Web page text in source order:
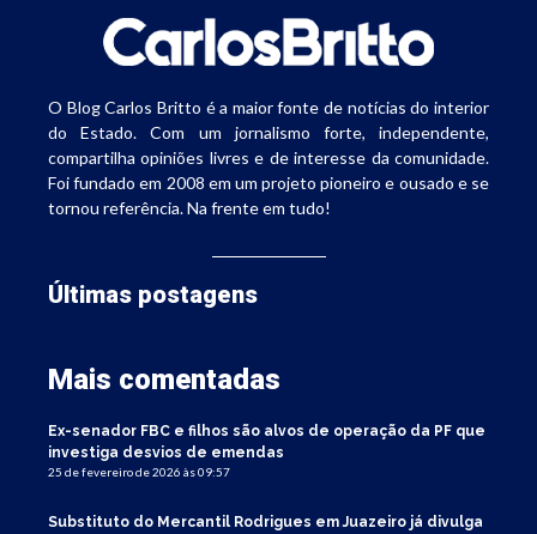
O Blog Carlos Britto é a maior fonte de notícias do interior
do Estado. Com um jornalismo forte, independente,
compartilha opiniões livres e de interesse da comunidade.
Foi fundado em 2008 em um projeto pioneiro e ousado e se
tornou referência. Na frente em tudo!
Últimas postagens
Mais comentadas
Ex-senador FBC e filhos são alvos de operação da PF que
investiga desvios de emendas
25 de fevereiro de 2026 às 09:57
Substituto do Mercantil Rodrigues em Juazeiro já divulga